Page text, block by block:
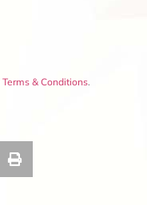
Terms & Conditions.